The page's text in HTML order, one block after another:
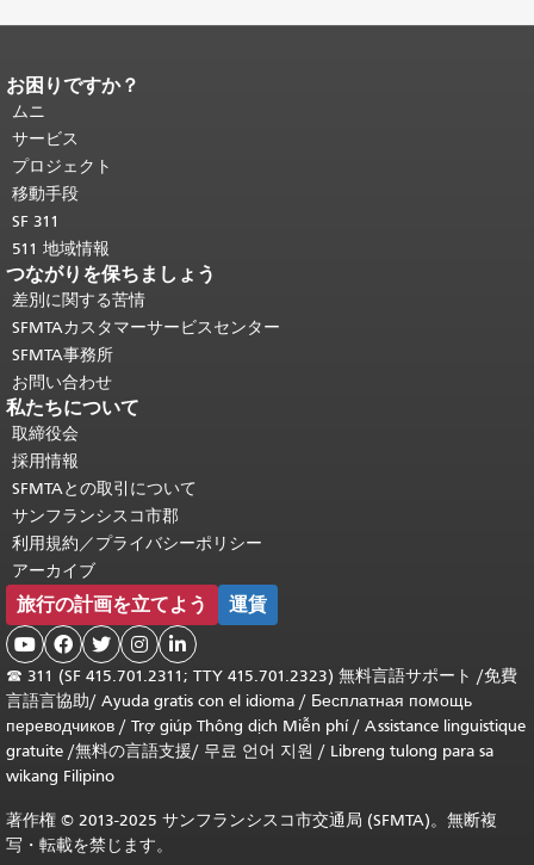
ページコンテンツの終わり。
ジの残りの部分はすべてのページで繰
り返されます。
頭に戻る。
お困りですか？
ムニ
サービス
プロジェクト
移動手段
SF 311
511 地域情報
つながりを保ちましょう
差別に関する苦情
SFMTAカスタマーサービスセンター
SFMTA事務所
お問い合わせ
私たちについて
取締役会
採用情報
SFMTAとの取引について
サンフランシスコ市郡
利用規約／プライバシーポリシー
アーカイブ
旅行の計画を立てよう 運賃
    
☎ 311 (SF 415.701.2311; TTY 415.701.2323) 無料言語サポート /免費
言語言協助/ Ayuda gratis con el idioma / Бесплатная помощь
переводчиков / Trợ giúp Thông dịch Miễn phí/ Assistance linguistique
gratuite /無料の言語支援/ 무료 언어 지원 / Libreng tulong para sa
wikang Filipino
著作権 © 2013-2025 サンフランシスコ市交通局 (SFMTA)。無断複
写・転載を禁じます。